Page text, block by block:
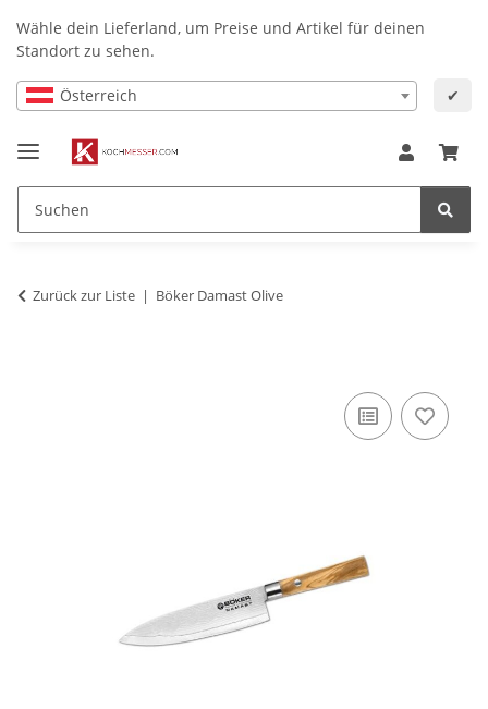
Wähle dein Lieferland, um Preise und Artikel für deinen
Standort zu sehen.
Österreich ✔
Zurück zur Liste Böker Damast Olive